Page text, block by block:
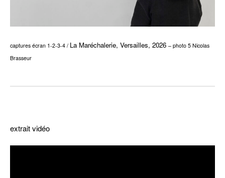
captures écran 1-2-3-4 / La Maréchalerie, Versailles, 2026 – photo 5 Nicolas
Brasseur
extrait vidéo